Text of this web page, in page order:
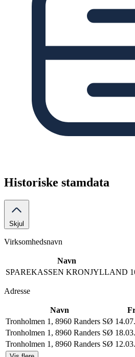
Historiske stamdata
Skjul
Virksomhedsnavn
Navn
SPAREKASSEN KRONJYLLAND
Adresse
Navn
Tronholmen 1, 8960 Randers SØ
Tronholmen 1, 8960 Randers SØ
Tronholmen 1, 8960 Randers SØ